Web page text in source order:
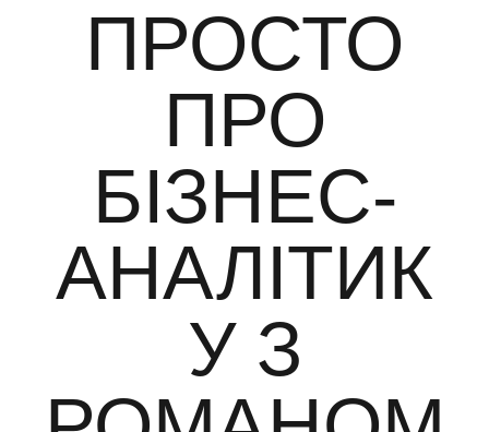
ПРОСТО
ПРО
БІЗНЕС-
АНАЛІТИК
У З